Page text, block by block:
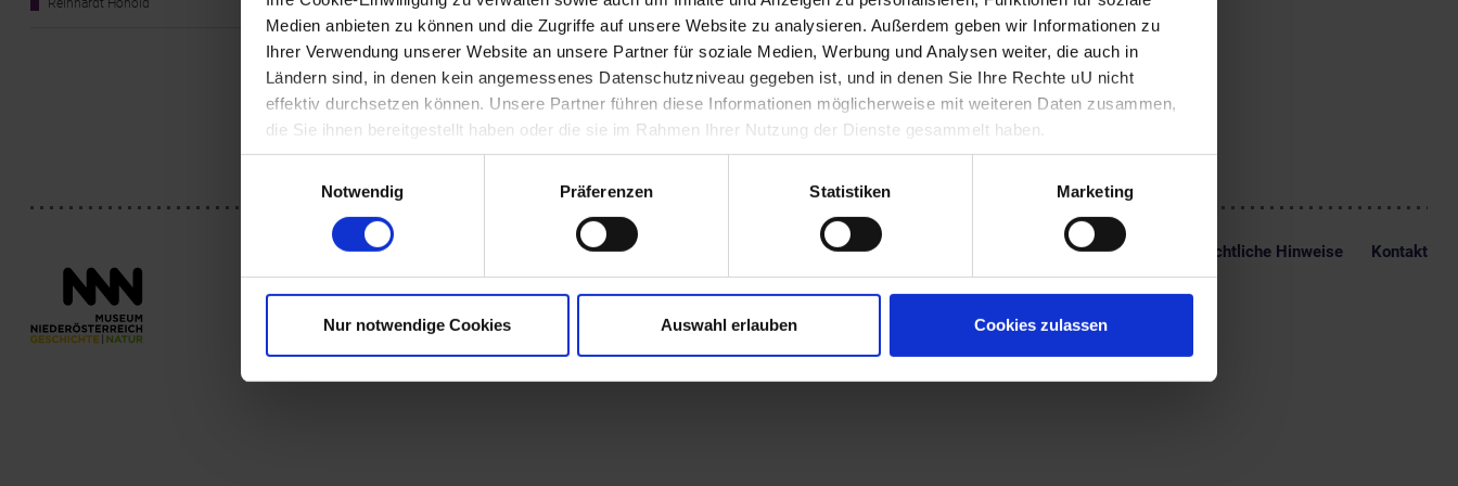
Medien anbieten zu können und die Zugriffe auf unsere Website zu analysieren. Außerdem geben wir Informationen zu
Ihrer Verwendung unserer Website an unsere Partner für soziale Medien, Werbung und Analysen weiter, die auch in
Ländern sind, in denen kein angemessenes Datenschutzniveau gegeben ist, und in denen Sie Ihre Rechte uU nicht
effektiv durchsetzen können. Unsere Partner führen diese Informationen möglicherweise mit weiteren Daten zusammen,
die Sie ihnen bereitgestellt haben oder die sie im Rahmen Ihrer Nutzung der Dienste gesammelt haben.
Notwendig
Präferenzen Statistiken Marketing
Nur notwendige Cookies Auswahl erlauben Cookies zulassen
Konzertreisen im gesamten deutschen Sprachraum, später Hinwendung zu jazzigen Chansons. Seit 1988
eigenes Architekturbüro in Innsbruck. 1989-1992 Lehrauftrag an der Universität Innsbruck, seither immer
wieder Zusammenarbeit mit dem dortigen Institut für Hochbau und Entwerfen sowie dem Studio 1. 1993
Gründungsmitglied des Architekturforums Tirol. 1997-1999 Gastprofessor an der Hochschule für Bildende
Künste in Hamburg. 2002-2003 Mitglied der Band "mind the gap".
Aus: Öffentliche Kunst, Kunst im öffentlichen Raum Niederösterreich 8 (2006)
Reinhardt Honold
Datenschutz Rechtliche Hinweise Kontakt